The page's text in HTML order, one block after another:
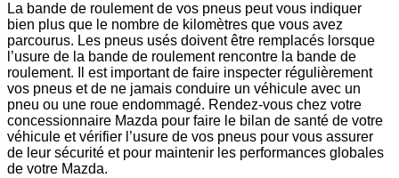
La bande de roulement de vos pneus peut vous indiquer
bien plus que le nombre de kilomètres que vous avez
parcourus. Les pneus usés doivent être remplacés lorsque
l’usure de la bande de roulement rencontre la bande de
roulement. Il est important de faire inspecter régulièrement
vos pneus et de ne jamais conduire un véhicule avec un
pneu ou une roue endommagé. Rendez-vous chez votre
concessionnaire Mazda pour faire le bilan de santé de votre
véhicule et vérifier l’usure de vos pneus pour vous assurer
de leur sécurité et pour maintenir les performances globales
de votre Mazda.